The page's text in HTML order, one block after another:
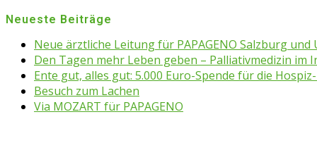
Neueste Beiträge
Neue ärztliche Leitung für PAPAGENO Salzburg und
Den Tagen mehr Leben geben – Palliativmedizin im
Ente gut, alles gut: 5.000 Euro-Spende für die
Besuch zum Lachen
Via MOZART für PAPAGENO